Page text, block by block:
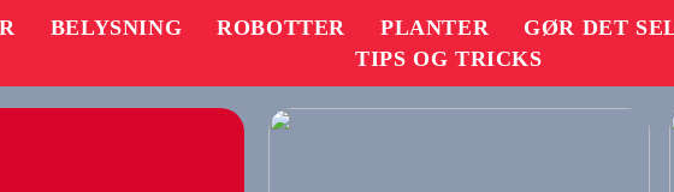
BELYSNING ROBOTTER PLANTER GØR DET
TIPS OG TRICKS